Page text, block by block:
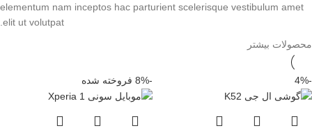
elementum nam inceptos hac parturient scelerisque vestibulum amet
elit ut volutpat.
محصولات بیشتر
-4%
-8% فروخته شده